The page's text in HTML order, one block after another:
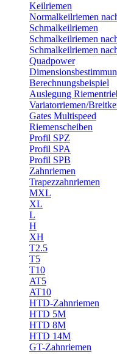
Keilriemen
Normalkeilriemen
Schmalkeilriemen
Schmalkeilriemen
Schmalkeilriemen
Quadpower
Berechnungsbeispiel
Auslegung
Variatorriemen/
Gates Multispeed
Riemenscheiben
Profil SPZ
Profil SPA
Profil SPB
Zahnriemen
Trapezzahnriemen
MXL
XL
L
H
XH
T2.5
T5
T10
AT5
AT10
HTD-Zahnriemen
HTD 5M
HTD 8M
HTD 14M
GT-Zahnriemen